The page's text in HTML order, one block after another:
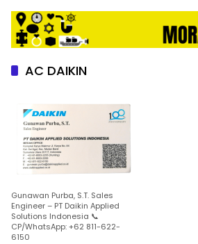
AC DAIKIN
Gunawan Purba, S.T. Sales
Engineer – PT Daikin Applied
Solutions Indonesia 📞
CP/WhatsApp: +62 811-622-
6150